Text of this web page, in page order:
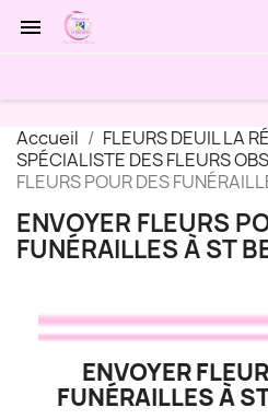

Accueil
FLEURS DEUIL LA
SPÉCIALISTE DES FLEURS
FLEURS POUR DES
ENVOYER FLEURS
FUNÉRAILLES À ST
ENVOYER
FUNÉRAILLES À